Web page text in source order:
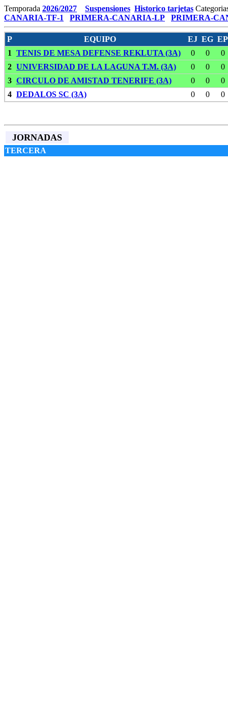
Temporada 2026/2027 Suspensiones Historico tarjetas
CANARIA-TF-1
PRIMERA-CANARIA-LP PRIMERA-
P EQUIPO EJ EG EP
1
TENIS DE MESA DEFENSE REKLUTA (3A) 0 0
0
2 UNIVERSIDAD DE LA LAGUNA T.M. (3A) 0 0
0
3 CIRCULO DE AMISTAD TENERIFE (3A) 0 0
0
4 DEDALOS SC (3A) 0 0 0
JORNADAS
TERCERA